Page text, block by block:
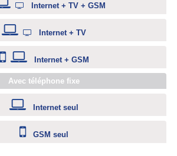
Internet + TV + GSM
Internet + TV
Internet + GSM
Avec téléphone fixe
Internet seul
GSM seul